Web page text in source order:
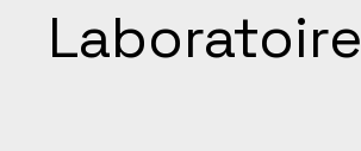
Laboratoire